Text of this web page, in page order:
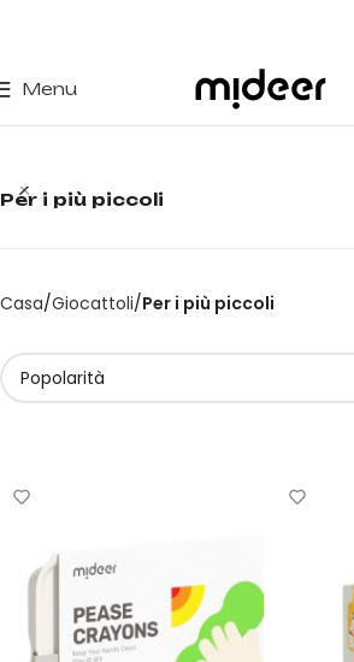
Menu
Per i più piccoli
Casa Giocattoli Per i più piccoli